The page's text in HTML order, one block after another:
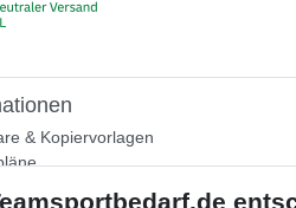
& Kopiervorlagen